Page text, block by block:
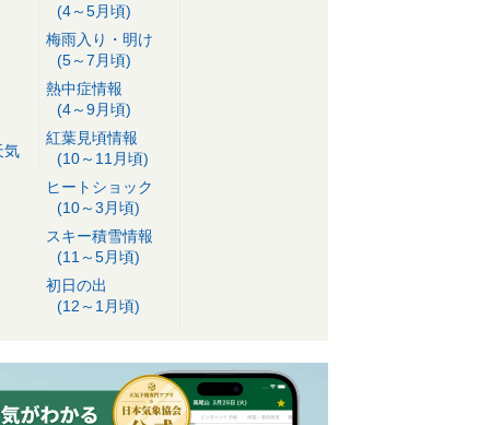
気
(4～5月頃)
梅雨入り・明け
(5～7月頃)
熱中症情報
(4～9月頃)
紅葉見頃情報
(10～11月頃)
ヒートショック
(10～3月頃)
スキー積雪情報
(11～5月頃)
初日の出
(12～1月頃)